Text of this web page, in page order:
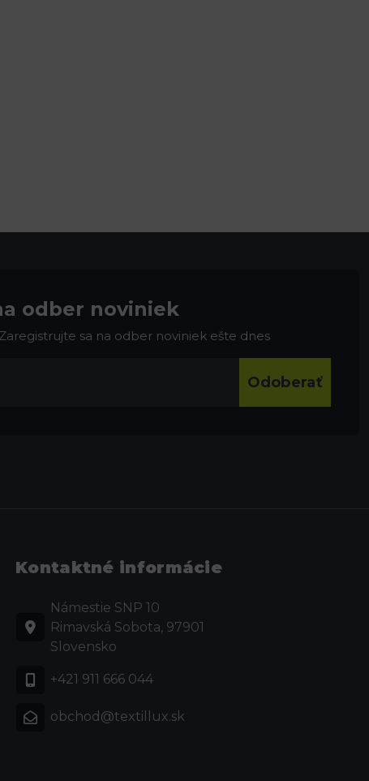
odber noviniek
sa na odber noviniek ešte dnes
Odoberať
Kontaktné informácie
Námestie SNP 10
Rimavská Sobota, 97901
Slovensko
+421 911 666 044
obchod@textillux.sk